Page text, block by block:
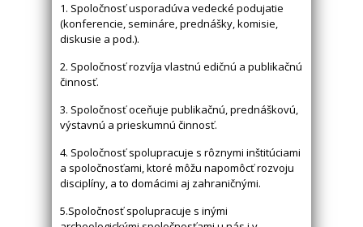
1. Spoločnosť usporadúva vedecké podujatie
(konferencie, semináre, prednášky, komisie,
diskusie a pod.).
2. Spoločnosť rozvíja vlastnú edičnú a publikačnú
činnosť.
3. Spoločnosť oceňuje publikačnú, prednáškovú,
výstavnú a prieskumnú činnosť.
4. Spoločnosť spolupracuje s rôznymi inštitúciami
a spoločnosťami, ktoré môžu napomôcť rozvoju
disciplíny, a to domácimi aj zahraničnými.
5.Spoločnosť spolupracuje s inými